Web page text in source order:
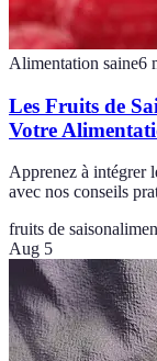
Alimentation saine6
Les Fruits de
Votre
Apprenez à intégrer
avec nos conseils
fruits de saison
Aug 5